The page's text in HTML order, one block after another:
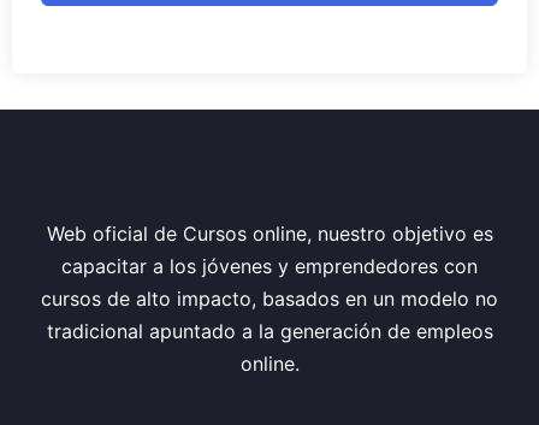
Web oficial de Cursos online, nuestro objetivo es
capacitar a los jóvenes y emprendedores con
cursos de alto impacto, basados en un modelo no
tradicional apuntado a la generación de empleos
online.